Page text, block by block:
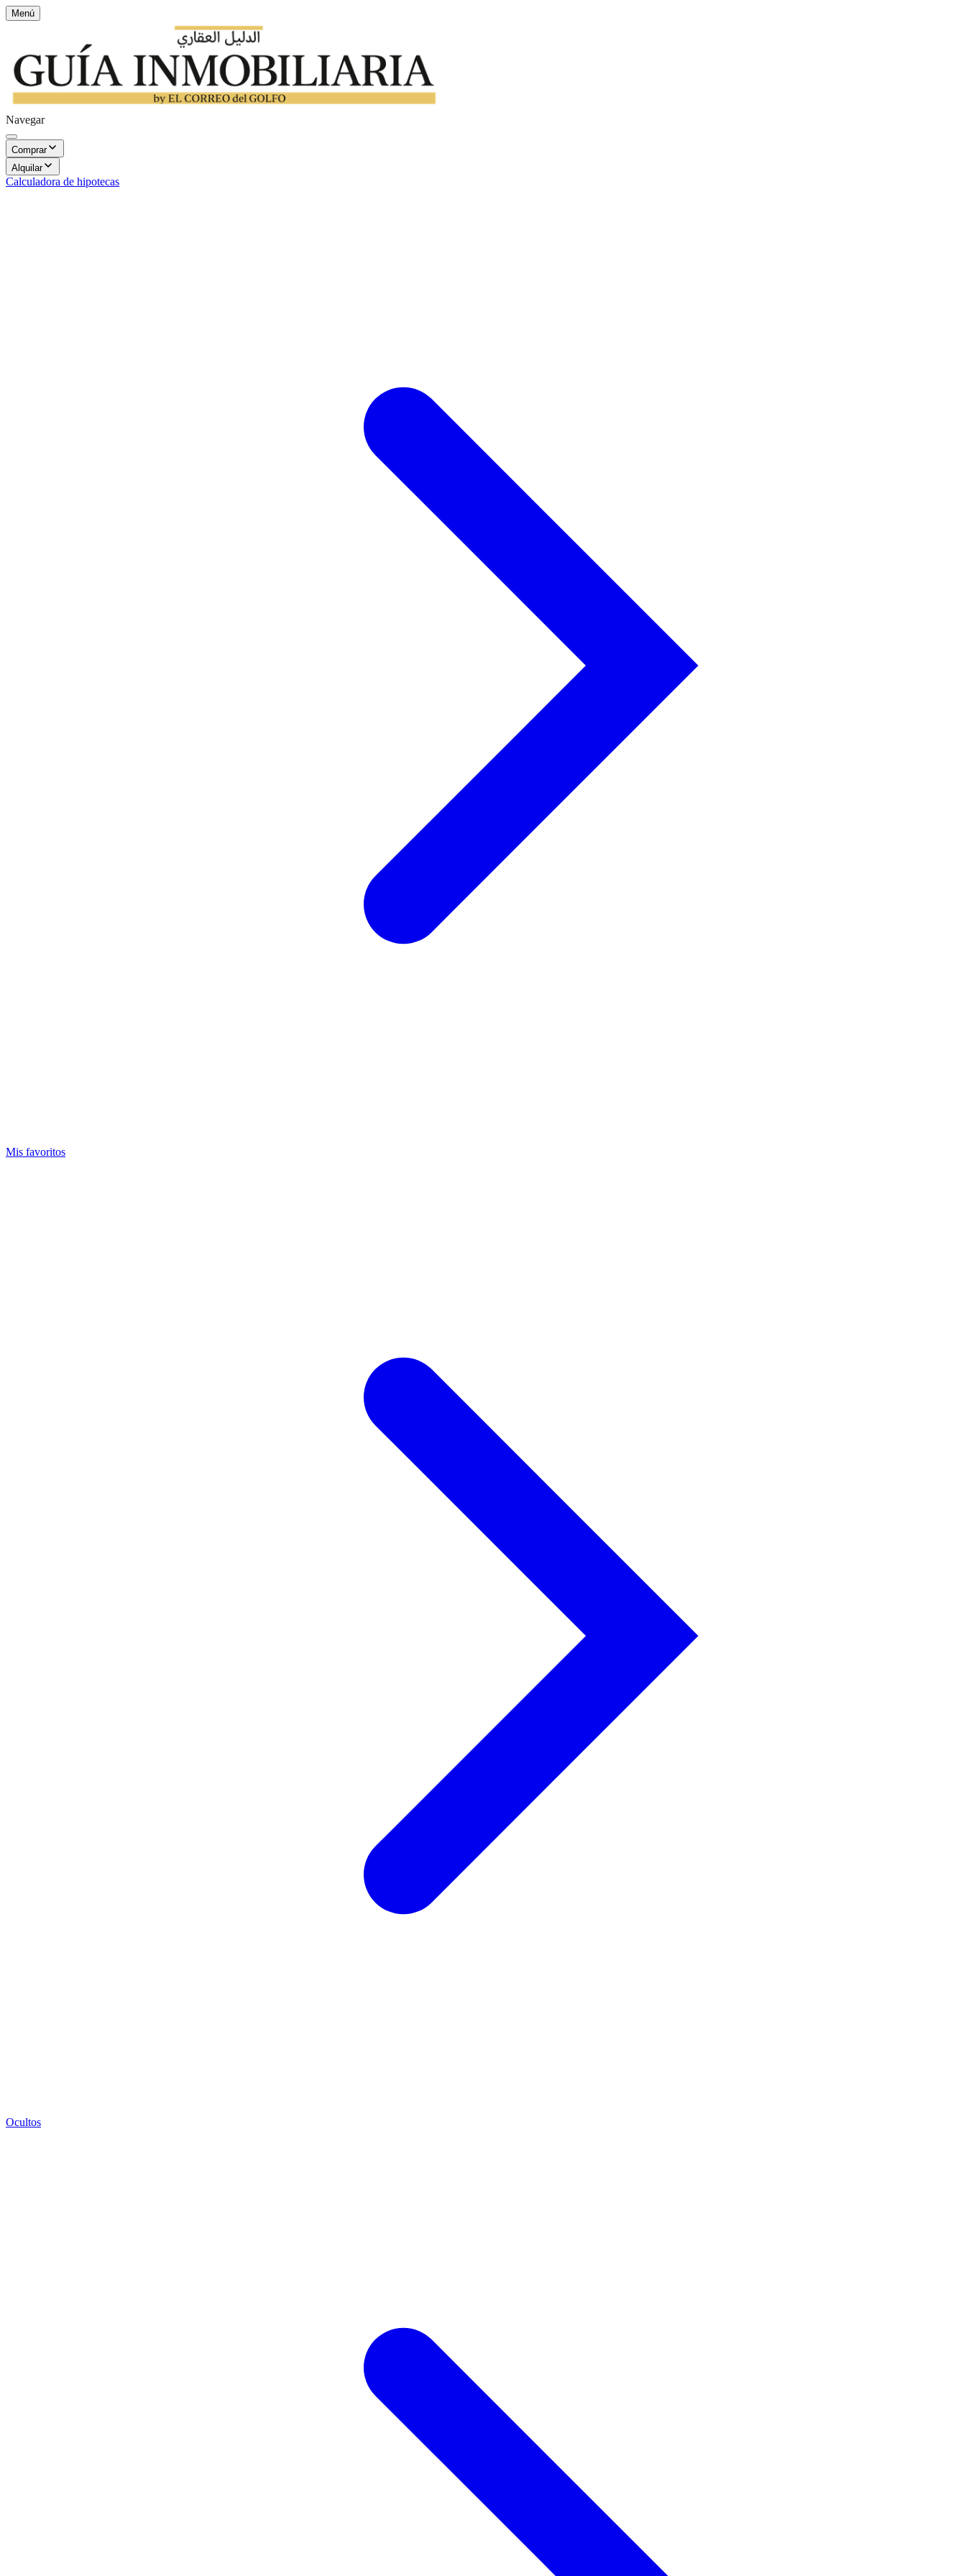
Menú
Navegar
Comprar
Alquilar
Calculadora de hipotecas
Mis favoritos
Ocultos